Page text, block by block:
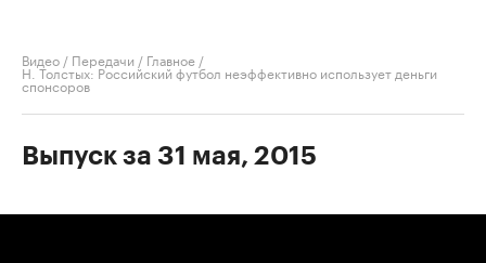
Видео / Передачи / Главное /
Н. Толстых: Российский футбол неэффективно использует деньги
спонсоров
Выпуск за 31 мая, 2015